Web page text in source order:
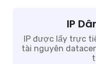
IP
IP được lấy trực
tài nguyên